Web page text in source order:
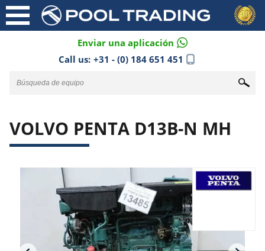
Enviar una aplicación
Call us: +31 - (0) 184 651 451
VOLVO PENTA D13B-N MH